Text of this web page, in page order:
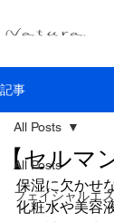
記事
All Posts
フェイシャルエ
All Posts
【セルマ
保湿に欠かせ
化粧水や美容